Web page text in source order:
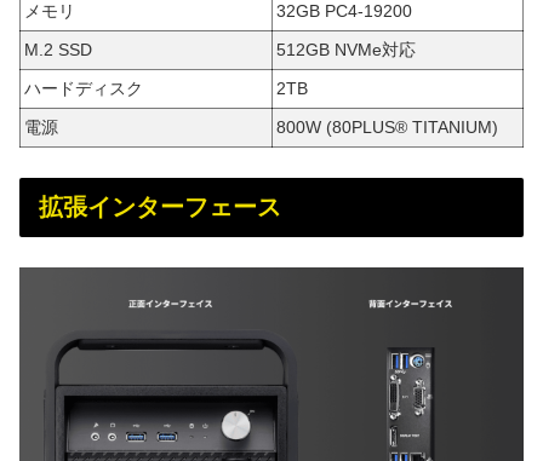
メモリ
32GB PC4-19200
M.2 SSD
512GB NVMe対応
ハードディスク
2TB
電源
800W (80PLUS® TITANIUM)
拡張インターフェース